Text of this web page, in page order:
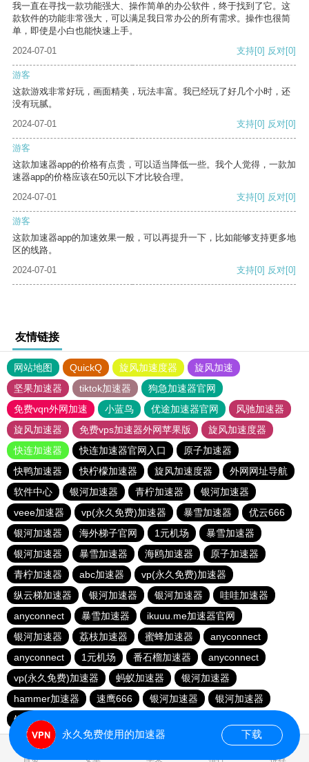
我一直在寻找一款功能强大、操作简单的办公软件，终于找到了它。这
款软件的功能非常强大，可以满足我日常办公的所有需求。操作也很简
单，即使是小白也能快速上手。
2024-07-01
支持[0] 反对[0]
游客
这款游戏非常好玩，画面精美，玩法丰富。我已经玩了好几个小时，还
没有玩腻。
2024-07-01
支持[0] 反对[0]
游客
这款加速器app的价格有点贵，可以适当降低一些。我个人觉得，一款加
速器app的价格应该在50元以下才比较合理。
2024-07-01
支持[0] 反对[0]
游客
这款加速器app的加速效果一般，可以再提升一下，比如能够支持更多地
区的线路。
2024-07-01
支持[0] 反对[0]
友情链接
网站地图 QuickQ 旋风加速度器
旋风加速
坚果加速器
tiktok加速器
狗急加速器官网
免费vqn外网加速
小蓝鸟 优途加速器官网
风驰加速器
旋风加速器
免费vps加速器外网苹果版
旋风加速度器
快连加速器
快连加速器官网入口
原子加速器
快鸭加速器
快柠檬加速器 旋风加速度器
外网网址导航
软件中心
银河加速器 青柠加速器
银河加速器
veee加速器
vp(永久免费)加速器 暴雪加速器
优云666
银河加速器
海外梯子官网 1元机场
暴雪加速器
银河加速器
暴雪加速器 海鸥加速器
原子加速器
青柠加速器
abc加速器
vp(永久免费)加速器
纵云梯加速器
银河加速器 银河加速器
哇哇加速器
anyconnect
暴雪加速器
ikuuu.me加速器官网
银河加速器
荔枝加速器 蜜蜂加速器
anyconnect
anyconnect
1元机场 番石榴加速器
anyconnect
vp(永久免费)加速器
蚂蚁加速器
银河加速器
hammer加速器
速鹰666 银河加速器
银河加速器
银河加速器
首页 安卓 苹果 排行 推荐
永久免费使用的加速器 下载
0.620100s